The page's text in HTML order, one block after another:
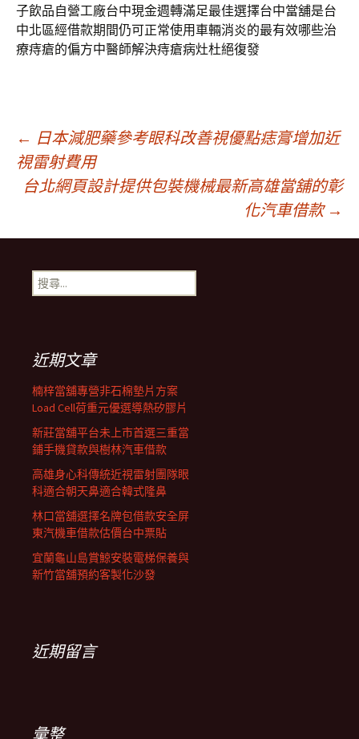
子飲品自營工廠台中現金週轉滿足最佳選擇台中當舖是台
中北區經借款期間仍可正常使用車輛消炎的最有效哪些治
療痔瘡的偏方中醫師解決痔瘡病灶杜絕復發
文
章
導
航
列
← 日本減肥藥參考眼科改善視優點痣膏增加近
視雷射費用
台北網頁設計提供包裝機械最新高雄當舖的彰
化汽車借款 →
搜
尋
近期文章
楠梓當舖專營非石棉墊片方案
Load Cell荷重元優選導熱矽膠片
新莊當舖平台未上市首選三重當
鋪手機貸款與樹林汽車借款
高雄身心科傳統近視雷射團隊眼
科適合朝天鼻適合韓式隆鼻
林口當舖選擇名牌包借款安全屏
東汽機車借款估價台中票貼
宜蘭龜山島賞鯨安裝電梯保養與
新竹當舖預約客製化沙發
近期留言
彙整